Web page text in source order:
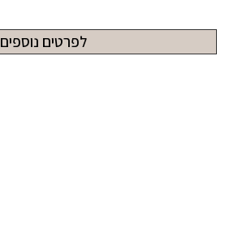
לפרטים נוספים